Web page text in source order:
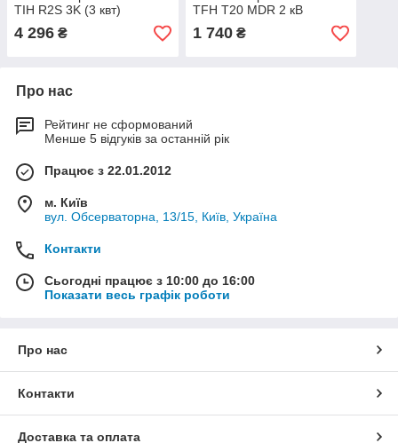
TIH R2S 3K (3 квт)
4 296 ₴
TFH T20 MDR 2 кВ
1 740₴
Про нас
Рейтинг не сформований
Менше 5 відгуків за останній рік
Працює з 22.01.2012
м. Київ
вул. Обсерваторна, 13/15, Київ, Україна
Контакти
Сьогодні працює з 10:00 до 16:00
Показати весь графік роботи
Про нас
Контакти
Доставка та оплата